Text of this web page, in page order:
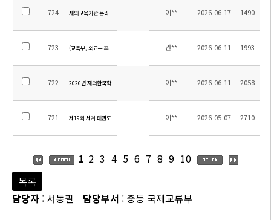
724 재외교육기관 온라인소식지 제13호 원고모집(7.8.까지)
이** 2026-06-17 1490
723 (교육부, 외교부 후원) 2026 내가 한국바로알리기 주인공 공모전 안내
관** 2026-06-11 1993
722 2026년 재외한국학교 학생 이야기 공모전 안내이** 2026-06-11 2058
721 제19회 세계 태권도 문화엑스포 대회 안내 이** 2026-05-07 2710
1 2 3 4 5 6 7 8 9 10
목록
담당자 : 서동필 담당부서 : 중등 국제교류부